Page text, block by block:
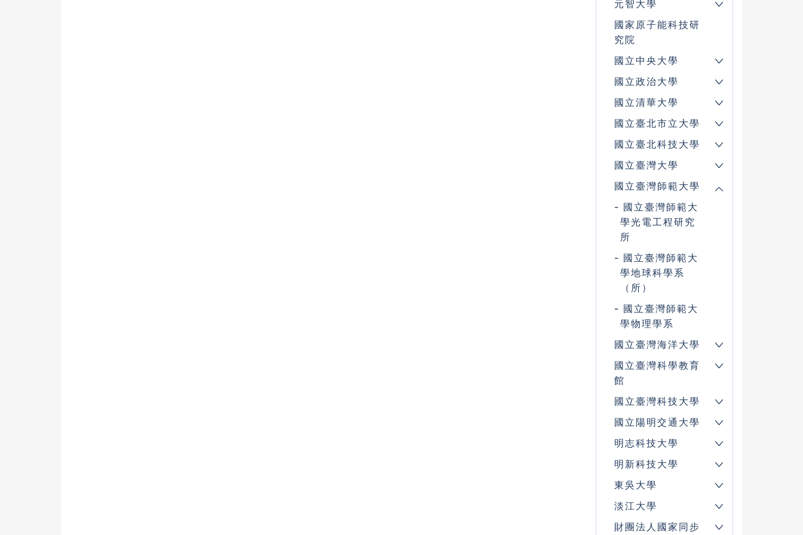
元智大學
國家原子能科技研
究院
國立中央大學
國立政治大學
國立清華大學
國立臺北市立大學
國立臺北科技大學
國立臺灣大學
國立臺灣師範大學
國立臺灣師範大
學光電工程研究
所
國立臺灣師範大
學地球科學系
（所）
國立臺灣師範大
學物理學系
國立臺灣海洋大學
國立臺灣科學教育
館
國立臺灣科技大學
國立陽明交通大學
明志科技大學
明新科技大學
東吳大學
淡江大學
財團法人國家同步